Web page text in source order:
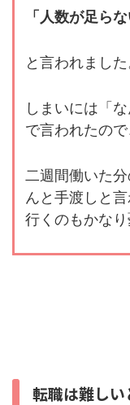
「人数が足ら
と言われました
しまいには「
で言われたので
二週間働いた
んと手渡しと
行くのもかなり
転職は難しい